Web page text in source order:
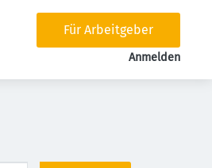
Für Arbeitgeber
Anmelden